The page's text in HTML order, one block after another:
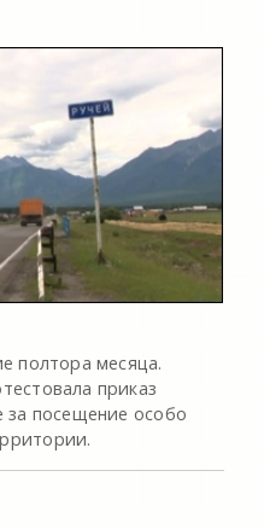
полтора месяца.
приказ
за посещение особо